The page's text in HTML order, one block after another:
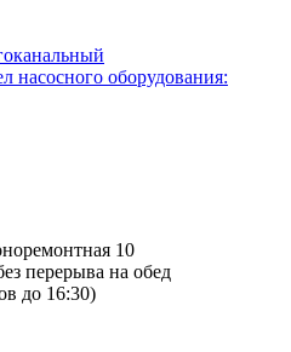
насосного оборудования:
10
перерыва на обед
до 16:30)